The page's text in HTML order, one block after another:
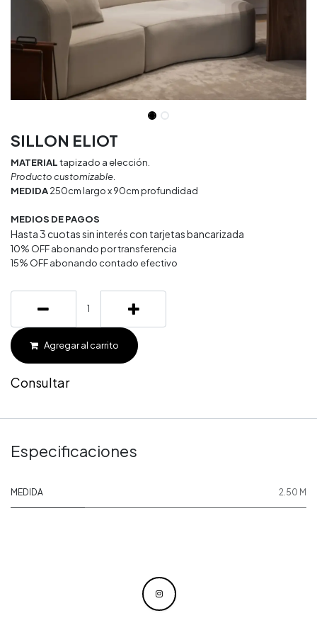
SILLON ELIOT
MATERIALtapizado a elección.
Producto customizable.
MEDIDA250cm largo x 90cm profundidad
MEDIOS DE PAGOS
Hasta 3 cuotas sin interés con tarjetas bancarizada
10% OFF abonando por transferencia
15% OFF abonando contado efectivo
Agregar al carrito
Consultar
Especificaciones
MEDIDA 2.50 M